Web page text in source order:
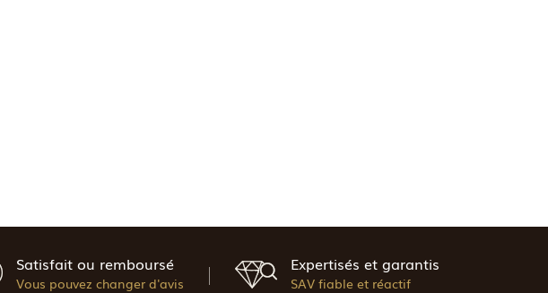
Satisfait ou remboursé
Vous pouvez changer d'avis
Expertisés et garantis
SAV fiable et réactif